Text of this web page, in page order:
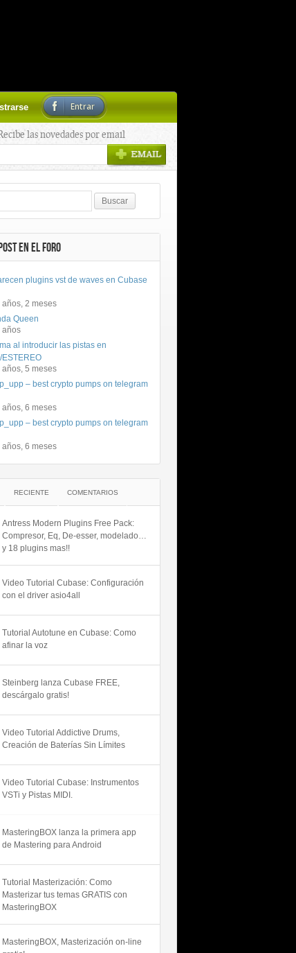
Entrar
las novedades por email
EN EL FORO
plugins vst de waves en Cubase
años, 2 meses
Queen
años
al introducir las pistas en
ESTEREO
años, 5 meses
– best crypto pumps on telegram
años, 6 meses
– best crypto pumps on telegram
años, 6 meses
RECIENTE COMENTARIOS
Antress Modern Plugins Free Pack:
Compresor, Eq, De-esser, modelado…
y 18 plugins mas!!
Video Tutorial Cubase: Configuración
con el driver asio4all
Tutorial Autotune en Cubase: Como
afinar la voz
Steinberg lanza Cubase FREE,
descárgalo gratis!
Video Tutorial Addictive Drums,
Creación de Baterías Sin Límites
Video Tutorial Cubase: Instrumentos
VSTi y Pistas MIDI.
MasteringBOX lanza la primera app
de Mastering para Android
Tutorial Masterización: Como
Masterizar tus temas GRATIS con
MasteringBOX
MasteringBOX, Masterización on-line